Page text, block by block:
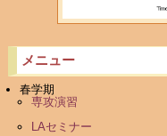
メニュー
春学期
専攻演習
LAセミナー